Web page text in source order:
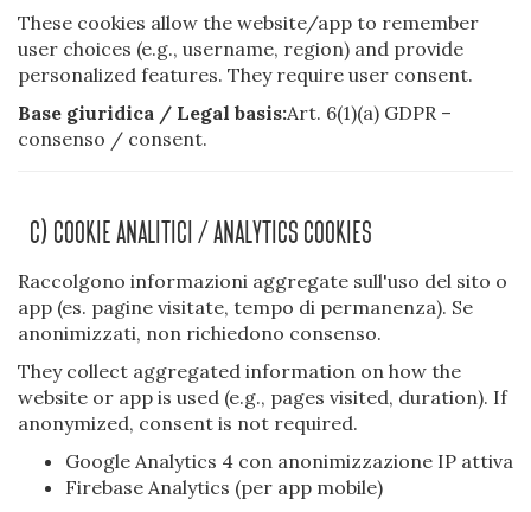
These cookies allow the website/app to remember
user choices (e.g., username, region) and provide
personalized features. They require user consent.
Base giuridica / Legal basis:Art. 6(1)(a) GDPR –
consenso / consent.
C) Cookie Analitici / Analytics Cookies
Raccolgono informazioni aggregate sull'uso del sito o
app (es. pagine visitate, tempo di permanenza). Se
anonimizzati, non richiedono consenso.
They collect aggregated information on how the
website or app is used (e.g., pages visited, duration). If
anonymized, consent is not required.
Google Analytics 4 con anonimizzazione IP attiva
Firebase Analytics (per app mobile)